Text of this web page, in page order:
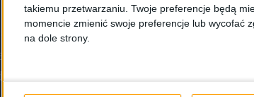
takiemu przetwarzaniu. Twoje preferencje będą
momencie zmienić swoje preferencje lub wycofać
na dole strony.
cenie co teraz. Jest świetnie wykonany,
a do tego długo działa na
we krwi (SpO
). A do tego ma dostać (o
Jest już Huawei Watch GT 3 Pro, ale